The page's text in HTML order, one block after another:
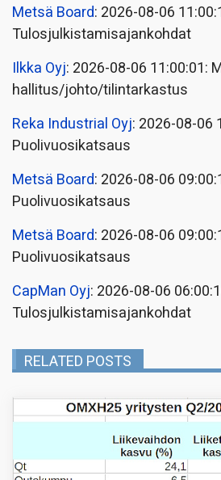
Metsä Board: 2026-08-06
Tulosjulkistamisajankohdat
Ilkka Oyj: 2026-08-06 11:00:01:
hallitus/johto/tilintarkastus
Reka Industrial Oyj: 2026-08-06
Puolivuosikatsaus
Metsä Board: 2026-08-06
Puolivuosikatsaus
Metsä Board: 2026-08-06
Puolivuosikatsaus
CapMan Oyj: 2026-08-06
Tulosjulkistamisajankohdat
RELATED POSTS